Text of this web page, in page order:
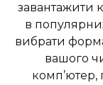
завантажити
в
вибрати
вашого
комп’ютер,